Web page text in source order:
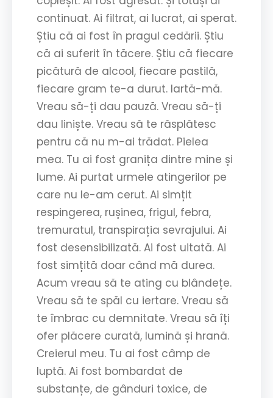
continuat. Ai filtrat, ai lucrat, ai sperat.
Știu că ai fost în pragul cedării. Știu
că ai suferit în tăcere. Știu că fiecare
picătură de alcool, fiecare pastilă,
fiecare gram te-a durut. Iartă-mă.
Vreau să-ți dau pauză. Vreau să-ți
dau liniște. Vreau să te răsplătesc
pentru că nu m-ai trădat. Pielea
mea. Tu ai fost granița dintre mine și
lume. Ai purtat urmele atingerilor pe
care nu le-am cerut. Ai simțit
respingerea, rușinea, frigul, febra,
tremuratul, transpirația sevrajului. Ai
fost desensibilizată. Ai fost uitată. Ai
fost simțită doar când mă durea.
Acum vreau să te ating cu blândețe.
Vreau să te spăl cu iertare. Vreau să
te îmbrac cu demnitate. Vreau să îți
ofer plăcere curată, lumină și hrană.
Creierul meu. Tu ai fost câmp de
luptă. Ai fost bombardat de
substanțe, de gânduri toxice, de